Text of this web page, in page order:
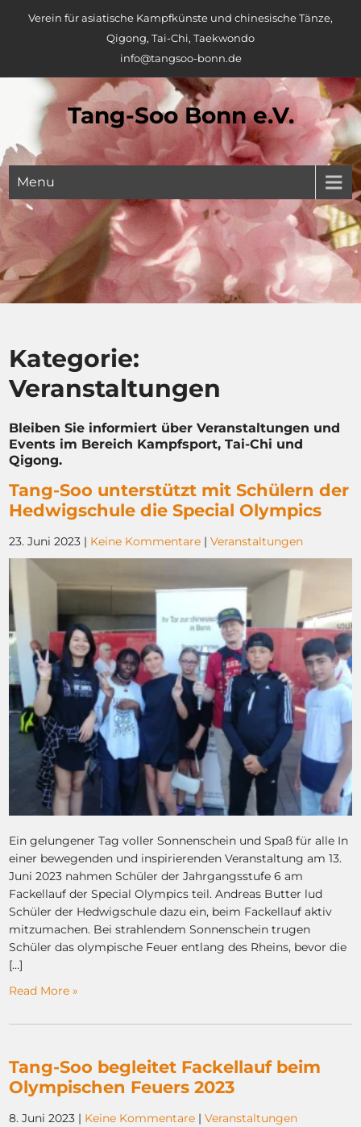
Verein für asiatische Kampfkünste und chinesische Tänze,
Qigong, Tai-Chi, Taekwondo
info@tangsoo-bonn.de
Tang-Soo Bonn e.V.
Menu
Kategorie:
Veranstaltungen
Bleiben Sie informiert über Veranstaltungen und
Events im Bereich Kampfsport, Tai-Chi und
Qigong.
Tang-Soo unterstützt mit Schülern der
Hedwigschule die Special Olympics
23. Juni 2023 | Keine Kommentare |Veranstaltungen
Ein gelungener Tag voller Sonnenschein und Spaß für alle In
einer bewegenden und inspirierenden Veranstaltung am 13.
Juni 2023 nahmen Schüler der Jahrgangsstufe 6 am
Fackellauf der Special Olympics teil. Andreas Butter lud
Schüler der Hedwigschule dazu ein, beim Fackellauf aktiv
mitzumachen. Bei strahlendem Sonnenschein trugen
Schüler das olympische Feuer entlang des Rheins, bevor die
[…]
Read More »
Tang-Soo begleitet Fackellauf beim
Olympischen Feuers 2023
8. Juni 2023 | Keine Kommentare |Veranstaltungen